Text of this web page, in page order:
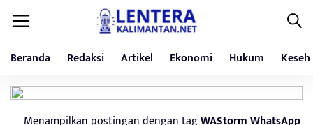
Beranda Redaksi Artikel Ekonomi Hukum
Menampilkan postingan dengan tagWAStorm WhatsApp